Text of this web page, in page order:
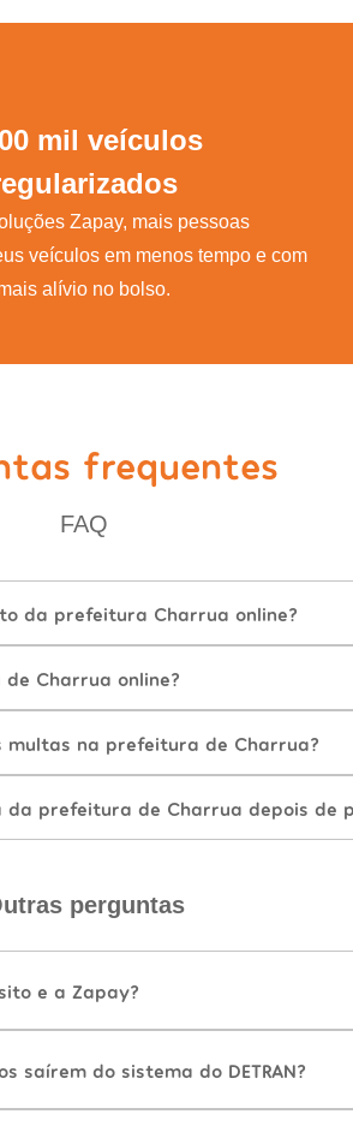
mil veículos
Zapay, mais pessoas
veículos em menos tempo e com
alívio no bolso.
frequentes
FAQ
da prefeitura Charrua online?
Charrua online?
multas na prefeitura de Charrua?
prefeitura de Charrua depois de
perguntas
e a Zapay?
saírem do sistema do DETRAN?